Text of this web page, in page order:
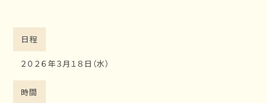
日程
２０２６年３月１８日（水）
時間